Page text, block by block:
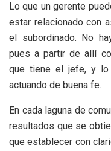
Lo que un gerente
estar relacionado con
el subordinado. No
pues a partir de allí
que tiene el jefe, y lo
actuando de buena fe.
En cada laguna de
resultados que se
que establecer con